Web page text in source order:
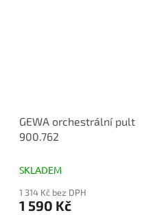
GEWA orchestrální pult
900.762
SKLADEM
1 314 Kč bez DPH
1 590 Kč